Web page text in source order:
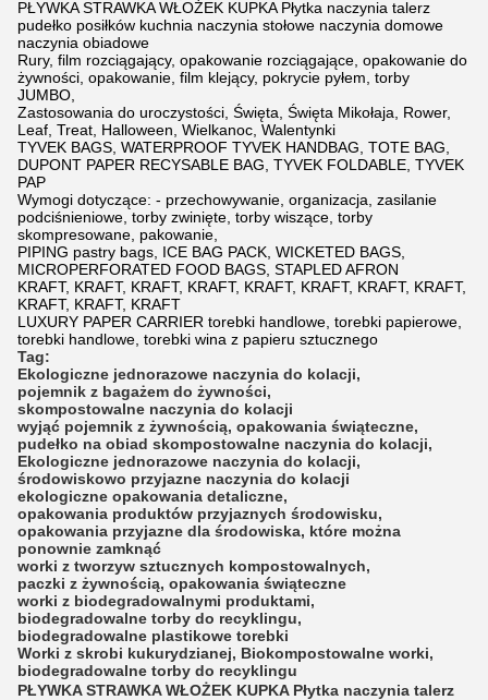
PŁYWKA STRAWKA WŁOŻEK KUPKA Płytka naczynia talerz
pudełko posiłków kuchnia naczynia stołowe naczynia domowe
naczynia obiadowe
Rury, film rozciągający, opakowanie rozciągające, opakowanie do
żywności, opakowanie, film klejący, pokrycie pyłem, torby
JUMBO,
Zastosowania do uroczystości, Święta, Święta Mikołaja, Rower,
Leaf, Treat, Halloween, Wielkanoc, Walentynki
TYVEK BAGS, WATERPROOF TYVEK HANDBAG, TOTE BAG,
DUPONT PAPER RECYSABLE BAG, TYVEK FOLDABLE, TYVEK
PAP
Wymogi dotyczące: - przechowywanie, organizacja, zasilanie
podciśnieniowe, torby zwinięte, torby wiszące, torby
skompresowane, pakowanie,
PIPING pastry bags, ICE BAG PACK, WICKETED BAGS,
MICROPERFORATED FOOD BAGS, STAPLED AFRON
KRAFT, KRAFT, KRAFT, KRAFT, KRAFT, KRAFT, KRAFT, KRAFT,
KRAFT, KRAFT, KRAFT
LUXURY PAPER CARRIER torebki handlowe, torebki papierowe,
torebki handlowe, torebki wina z papieru sztucznego
Tag:
Ekologiczne jednorazowe naczynia do kolacji,
pojemnik z bagażem do żywności,
skompostowalne naczynia do kolacji
wyjąć pojemnik z żywnością, opakowania świąteczne,
pudełko na obiad skompostowalne naczynia do kolacji,
Ekologiczne jednorazowe naczynia do kolacji,
środowiskowo przyjazne naczynia do kolacji
ekologiczne opakowania detaliczne,
opakowania produktów przyjaznych środowisku,
opakowania przyjazne dla środowiska, które można
ponownie zamknąć
worki z tworzyw sztucznych kompostowalnych,
paczki z żywnością, opakowania świąteczne
worki z biodegradowalnymi produktami,
biodegradowalne torby do recyklingu,
biodegradowalne plastikowe torebki
Worki z skrobi kukurydzianej, Biokompostowalne worki,
biodegradowalne torby do recyklingu
PŁYWKA STRAWKA WŁOŻEK KUPKA Płytka naczynia talerz